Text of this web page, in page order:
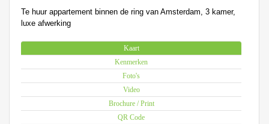
Te huur appartement binnen de ring van Amsterdam, 3 kamer,
luxe afwerking
Kaart
Kenmerken
Foto's
Video
Brochure / Print
QR Code